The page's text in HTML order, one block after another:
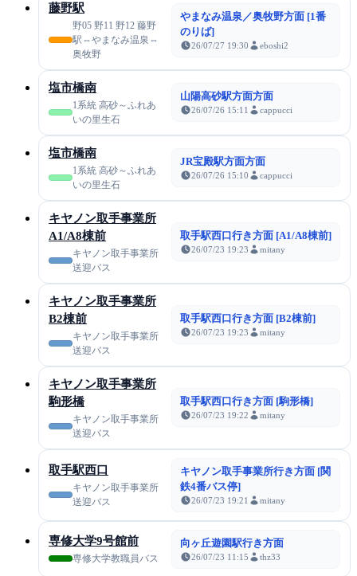
藤野駅
野05 野11 野12 藤野
駅⇔やまなみ温泉⇔
奥牧野
やまなみ温泉／奥牧野方面 [1番
のりば]
26/07/27 19:30 eboshi2
塩市橋南
1系統 高砂～ふれあ
いの里生石
山陽高砂駅方面方面
26/07/26 15:11 cappucci
塩市橋南
1系統 高砂～ふれあ
いの里生石
JR宝殿駅方面方面
26/07/26 15:10 cappucci
キヤノン取手事業所
A1/A8棟前
キヤノン取手事業所
送迎バス
取手駅西口行き方面 [A1/A8棟前]
26/07/23 19:23 mitany
キヤノン取手事業所
B2棟前
キヤノン取手事業所
送迎バス
取手駅西口行き方面 [B2棟前]
26/07/23 19:23 mitany
キヤノン取手事業所
駒形橋
キヤノン取手事業所
送迎バス
取手駅西口行き方面 [駒形橋]
26/07/23 19:22 mitany
取手駅西口
キヤノン取手事業所
送迎バス
キヤノン取手事業所行き方面 [関
鉄4番バス停]
26/07/23 19:21 mitany
専修大学9号館前
専修大学教職員バス
向ヶ丘遊園駅行き方面
26/07/23 11:15 thz33